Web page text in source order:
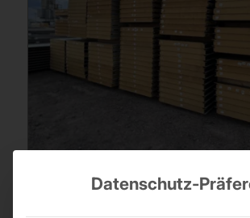
Datenschutz-